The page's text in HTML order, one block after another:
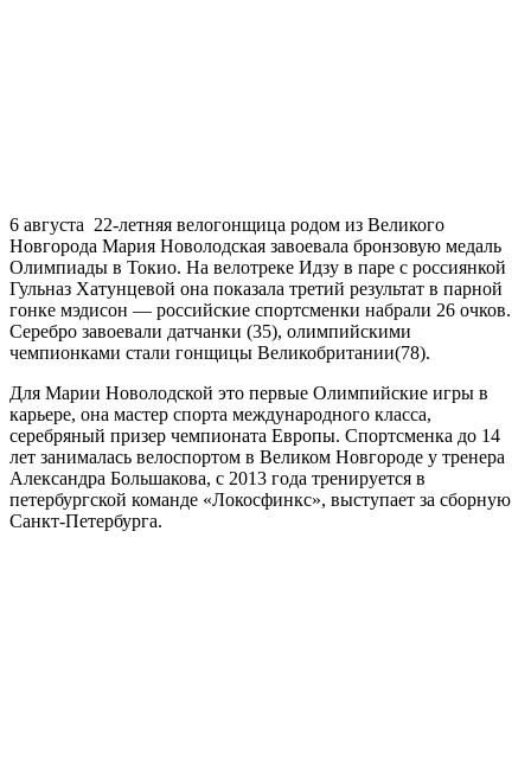
6 августа 22-летняя велогонщица родом из Великого
Новгорода Мария Новолодская завоевала бронзовую медаль
Олимпиады в Токио. На велотреке Идзу в паре с россиянкой
Гульназ Хатунцевой она показала третий результат в парной
гонке мэдисон — российские спортсменки набрали 26 очков.
Серебро завоевали датчанки (35), олимпийскими
чемпионками стали гонщицы Великобритании(78).
Для Марии Новолодской это первые Олимпийские игры в
карьере, она мастер спорта международного класса,
серебряный призер чемпионата Европы. Спортсменка до 14
лет занималась велоспортом в Великом Новгороде у тренера
Александра Большакова, с 2013 года тренируется в
петербургской команде «Локосфинкс», выступает за сборную
Санкт-Петербурга.